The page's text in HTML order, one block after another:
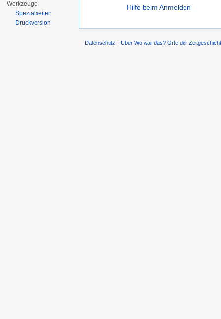
Hilfe beim Anmelden
Werkzeuge
Spezialseiten
Druckversion
Datenschutz Über Wo war das? Orte der